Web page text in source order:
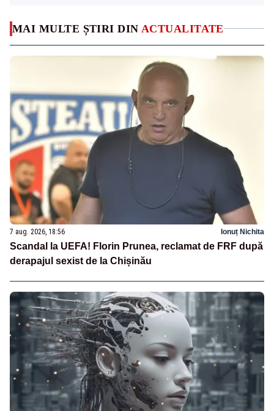
MAI MULTE ȘTIRI DIN ACTUALITATE
7 aug. 2026, 18:56 Ionuț Nichita
Scandal la UEFA! Florin Prunea, reclamat de FRF după
derapajul sexist de la Chișinău